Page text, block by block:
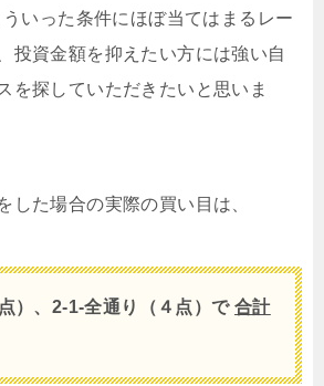
いった条件にほぼ当てはまるレー
投資金額を抑えたい方には強い自
を探していただきたいと思いま
した場合の実際の買い目は、
）、 2-1-全通り（４点）で合計